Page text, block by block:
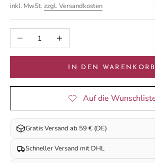
inkl. MwSt. zzgl. Versandkosten
Anzahl verringernAnzahl erhöhen
IN DEN WARENKORB
Gratis Versand ab 59 € (DE)
Schneller Versand mit DHL